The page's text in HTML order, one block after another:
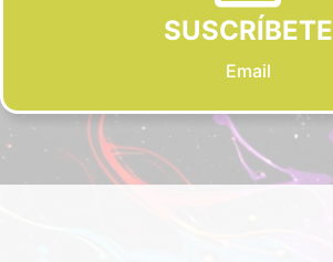
SUSCRÍBETE
Email